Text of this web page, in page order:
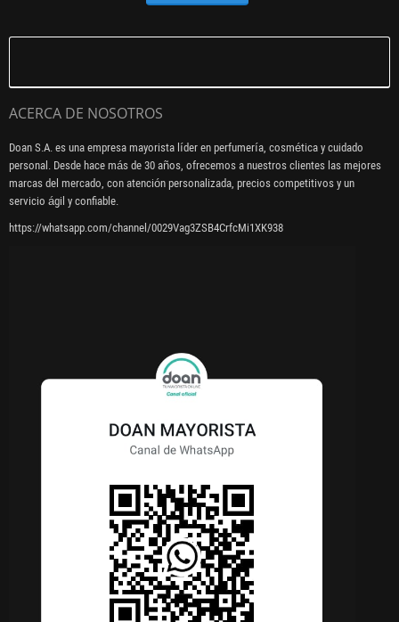
ACERCA DE NOSOTROS
Doan S.A. es una empresa mayorista líder en perfumería, cosmética y cuidado
personal. Desde hace más de 30 años, ofrecemos a nuestros clientes las mejores
marcas del mercado, con atención personalizada, precios competitivos y un
servicio ágil y confiable.
https://whatsapp.com/channel/0029Vag3ZSB4CrfcMi1XK938